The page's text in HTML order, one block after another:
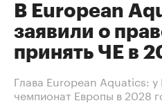
В European
заявили о
принять ЧЕ в
Глава European Aquatics: у
чемпионат Европы в 2028